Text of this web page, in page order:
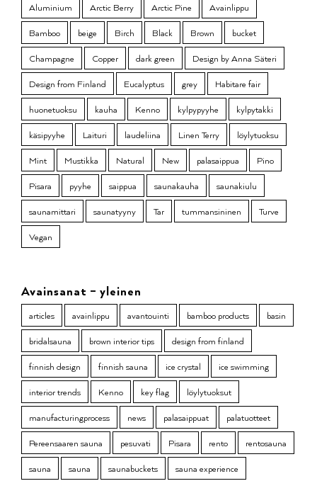
Aluminium Arctic Berry Arctic Pine
Avainlippu
Bamboo
beige Birch Black Brown
bucket
Champagne
Copper dark green
Design by Anna Säteri
Design from Finland
Eucalyptus grey
Habitare fair
huonetuoksu
kauha Kenno kylpypyyhe
kylpytakki
käsipyyhe
Laituri laudeliina Linen Terry
löylytuoksu
Mint
Mustikka Natural New palasaippua
Pino
Pisara
pyyhe saippua saunakauha
saunakiulu
saunamittari
saunatyyny Tar tummansininen
Turve
Vegan
Avainsanat – yleinen
articles avainlippu avantouinti bamboo products
basin
bridalsauna
brown interior tips
design from finland
finnish design
finnish sauna ice crystal
ice swimming
interior trends
Kenno key flag
löylytuoksut
manufacturingprocess
news palasaippuat
palatuotteet
Pereensaaren sauna
pesuvati Pisara rento
rentosauna
sauna
sauna saunabuckets
sauna experience